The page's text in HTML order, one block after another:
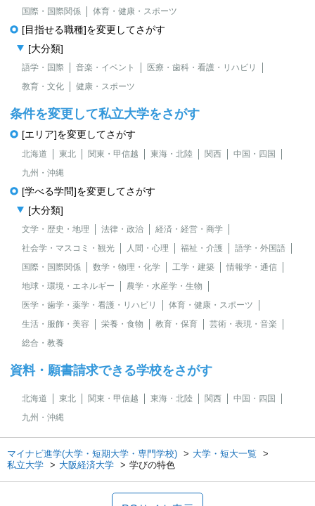
国際・国際関係
体育・健康・スポーツ
[目指せる職種]を変更してさがす
[大分類]
語学・国際 音楽・イベント
医療・歯科・看護・リハビリ
教育・文化
健康・スポーツ
条件を変更して私立大学をさがす
[エリア]を変更してさがす
北海道 東北 関東・甲信越 東海・北陸 関西
中国・四国
九州・沖縄
[学べる学問]を変更してさがす
[大分類]
文学・歴史・地理 法律・政治
経済・経営・商学
社会学・マスコミ・観光
人間・心理 福祉・介護
語学・外国語
国際・国際関係
数学・物理・化学 工学・建築
情報学・通信
地球・環境・エネルギー
農学・水産学・生物
医学・歯学・薬学・看護・リハビリ
体育・健康・スポーツ
生活・服飾・美容
栄養・食物 教育・保育
芸術・表現・音楽
総合・教養
資料・願書請求できる学校をさがす
北海道 東北 関東・甲信越 東海・北陸 関西
中国・四国
九州・沖縄
マイナビ進学(大学・短期大学・専門学校)
大学・短大一覧
私立大学
大阪経済大学 学びの特色